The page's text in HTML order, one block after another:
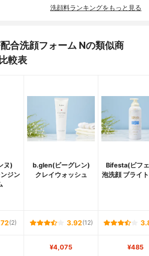
洗顔料ランキングをもっと見る
合洗顔フォーム Nの類似商
較表
ヌ)
ジン
b.glen(ビーグレン)
クレイウォッシュ
Bifesta(ビフ
泡洗顔 ブライ
(2) 3.92(12)
¥4,075 ¥485